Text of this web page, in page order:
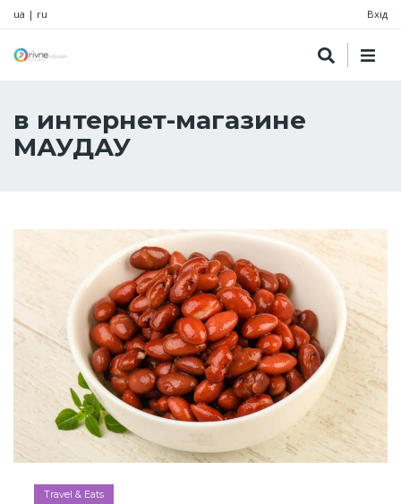
ua | ru Вхід
в интернет-магазине
МАУДАУ
Travel & Eats